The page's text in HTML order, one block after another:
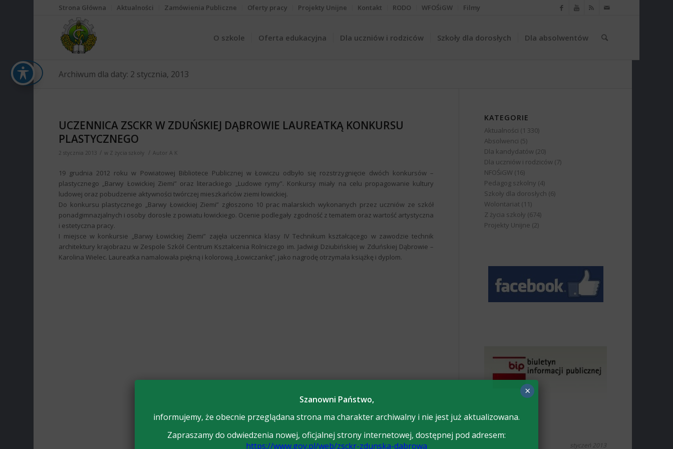
Strona Główna Aktualności Zamówienia Publiczne Oferty pracy Projekty Unijne Kontakt RODO WFOŚiGW Filmy
O szkole Oferta edukacyjna Dla uczniów i rodziców Szkoły dla dorosłych Dla absolwentów
Archiwum dla daty: 2 stycznia, 2013
UCZENNICA ZSCKR W ZDUŃSKIEJ DĄBROWIE LAUREATKĄ KONKURSU
PLASTYCZNEGO
2 stycznia 2013 / w Z życia szkoły / AutorA K
19 grudnia 2012 roku w Powiatowej Bibliotece Publicznej w Łowiczu odbyło się rozstrzygnięcie dwóch konkursów –
plastycznego „Barwy Łowickiej Ziemi” oraz literackiego „Ludowe rymy”. Konkursy miały na celu propagowanie kultury
ludowej oraz pobudzenie aktywności twórczej mieszkańców ziemi łowickiej.
Do konkursu plastycznego „Barwy Łowickiej Ziemi” zgłoszono 10 prac malarskich wykonanych przez uczniów ze szkół
ponadgimnazjalnych i osoby dorosłe z powiatu łowickiego. Ocenie podlegały zgodność z tematem oraz wartość artystyczna
i estetyczna pracy.
I miejsce w konkursie „Barwy Łowickiej Ziemi” zajęła uczennica klasy IV Technikum kształcącego w zawodzie technik
architektury krajobrazu w Zespole Szkół Centrum Kształcenia Rolniczego im. Jadwigi Dziubińskiej w Zduńskiej Dąbrowie –
Karolina Wielec. Laureatka namalowała piękną i kolorową „Łowiczankę”, jako nagrodę otrzymała książkę i dyplom.
KATEGORIE
Aktualności (1 330)
Absolwenci (5)
Dla kandydatów (20)
Dla uczniów i rodziców (7)
NFOŚiGW (16)
Pedagog szkolny (4)
Szkoły dla dorosłych (6)
Wolontariat (11)
Z życia szkoły (674)
Projekty Unijne (2)
styczeń 2013
Szanowni Państwo,
informujemy, że obecnie przeglądana strona ma charakter archiwalny i nie jest już aktualizowana.
Zapraszamy do odwiedzenia nowej, oficjalnej strony internetowej, dostępnej pod adresem:
https://www.gov.pl/web/zsckr-zdunska-dabrowa
×